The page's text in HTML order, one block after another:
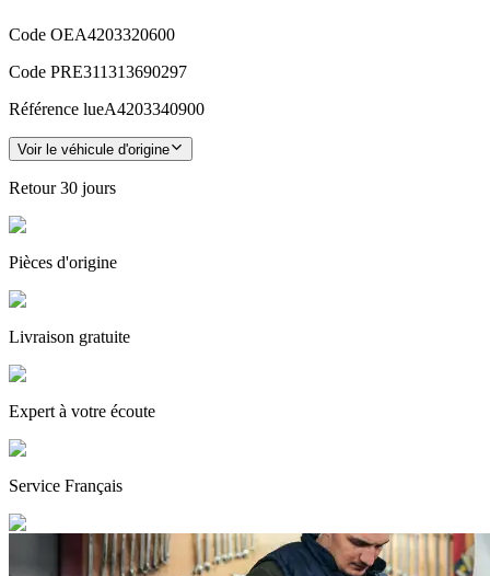
Code OEA4203320600
Code PRE311313690297
Référence lueA4203340900
Voir le véhicule d'origine
Retour30 jours
Pièces d'origine
Livraison gratuite
Expert à votre écoute
Service Français